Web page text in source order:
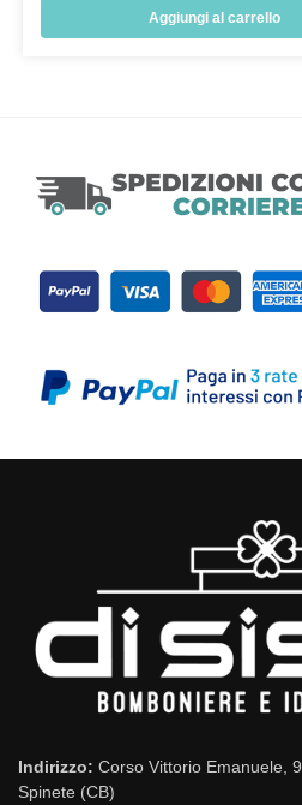
Aggiungi al carrello
Indirizzo: Corso Vittorio Emanuele, 9
Spinete (CB)